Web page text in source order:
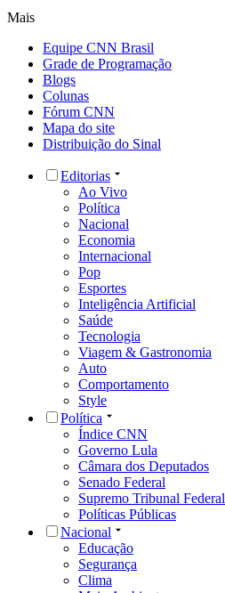
Mais
Equipe CNN Brasil
Grade de Programação
Blogs
Colunas
Fórum CNN
Mapa do site
Distribuição do Sinal
Editorias
Ao Vivo
Política
Nacional
Economia
Internacional
Pop
Esportes
Inteligência Artificial
Saúde
Tecnologia
Viagem & Gastronomia
Auto
Comportamento
Style
Política
Índice CNN
Governo Lula
Câmara dos Deputados
Senado Federal
Supremo Tribunal Federal
Políticas Públicas
Nacional
Educação
Segurança
Clima